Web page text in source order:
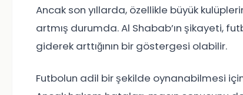
Ancak son yıllarda, özellikle büyük
artmış durumda. Al Shabab’ın şikayeti,
giderek arttığının bir göstergesi olabilir.
Futbolun adil bir şekilde oynanabilmesi